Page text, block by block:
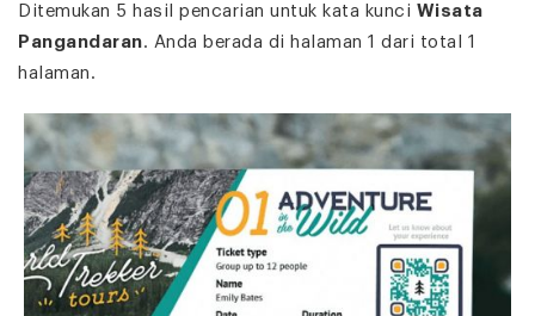
Ditemukan 5 hasil pencarian untuk kata kunci Wisata
Pangandaran. Anda berada di halaman 1 dari total 1
halaman.